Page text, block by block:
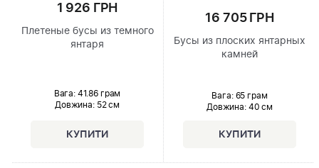
1 926 ГРН
Плетеные бусы из темного
янтаря
Вага: 41.86 грам
Довжина:52 см
16 705 ГРН
Бусы из плоских янтарных
камней
Вага: 65 грам
Довжина:40 см